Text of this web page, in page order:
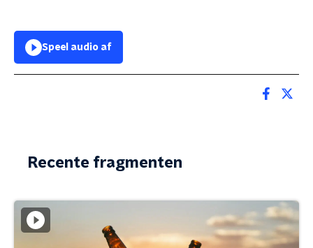
Speel audio af
Recente fragmenten